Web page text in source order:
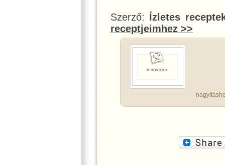
Szerző: Ízletes
receptjeimhez >>